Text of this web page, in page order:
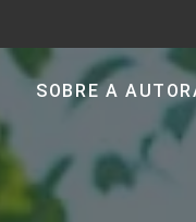
SOBRE A